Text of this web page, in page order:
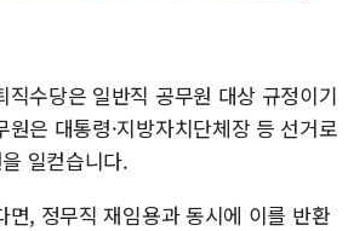
수당은 일반직 공무원 대상 규정이기
은 대통령·지방자치단체장 등 선거로
일컫습니다.
, 정무직 재임용과 동시에 이를 반환